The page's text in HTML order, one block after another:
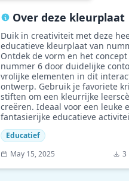
Over deze kleurplaat
Duik in creativiteit met deze
educatieve kleurplaat van
Ontdek de vorm en het
nummer 6 door duidelijke
vrolijke elementen in dit
ontwerp. Gebruik je favoriete
stiften om een kleurrijke
creëren. Ideaal voor een leuke
fantasierijke educatieve
Educatief
May 15, 2025
3